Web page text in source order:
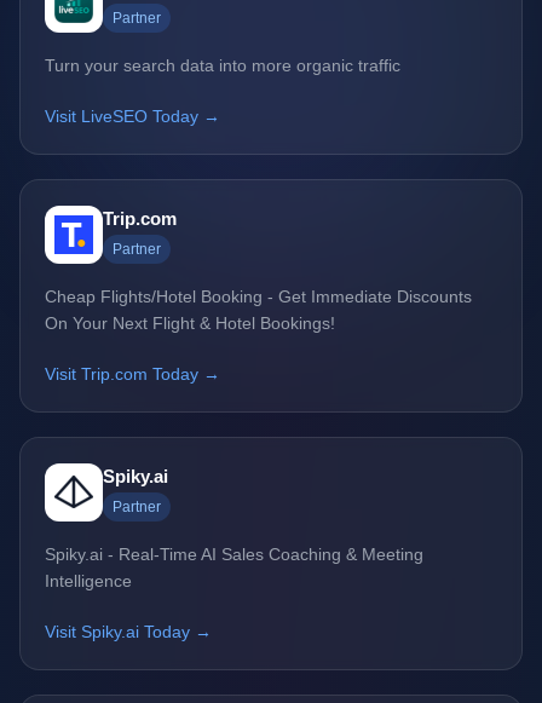
Partner
Turn your search data into more organic traffic
Visit LiveSEO Today →
Trip.com
Partner
Cheap Flights/Hotel Booking - Get Immediate Discounts
On Your Next Flight & Hotel Bookings!
Visit Trip.com Today →
Spiky.ai
Partner
Spiky.ai - Real-Time AI Sales Coaching & Meeting
Intelligence
Visit Spiky.ai Today →